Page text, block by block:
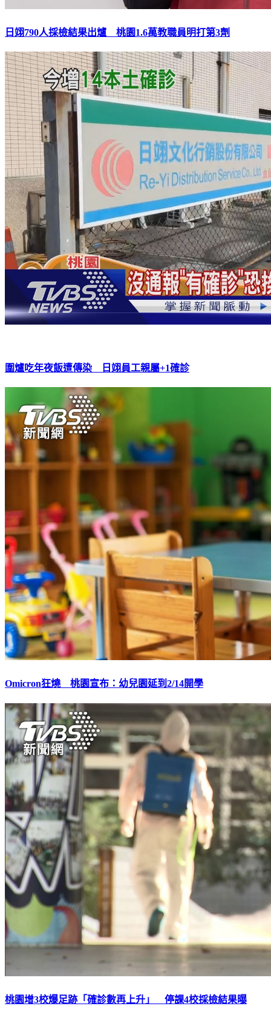
日翊790人採檢結果出爐 桃園1.6萬教職員明打第3劑
圍爐吃年夜飯遭傳染 日翊員工親屬+1確診
Omicron狂燒 桃園宣布：幼兒園延到2/14開學
桃園增3校爆足跡「確診數再上升」 停課4校採檢結果曝